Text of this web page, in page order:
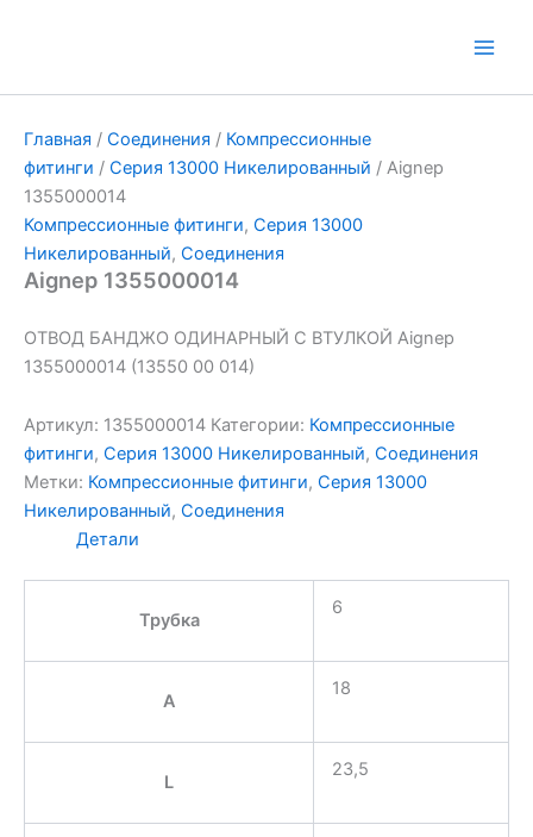
Главная / Соединения / Компрессионные
фитинги / Серия 13000 Никелированный / Aignep
1355000014
Компрессионные фитинги, Серия 13000
Никелированный, Соединения
Aignep 1355000014
ОТВОД БАНДЖО ОДИНАРНЫЙ С ВТУЛКОЙ Aignep
1355000014 (13550 00 014)
Артикул: 1355000014 Категории: Компрессионные
фитинги, Серия 13000 Никелированный, Соединения
Метки: Компрессионные фитинги, Серия 13000
Никелированный, Соединения
Детали
Трубка
6
A
18
L
23,5